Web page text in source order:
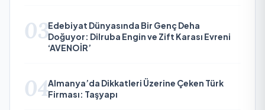
03Edebiyat Dünyasında Bir Genç Deha
Doğuyor: Dilruba Engin ve Zift Karası Evreni
‘AVENOİR’
04Almanya’da Dikkatleri Üzerine Çeken Türk
Firması: Taşyapı